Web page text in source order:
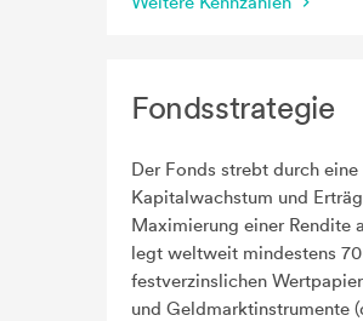
Fondsstrategie
Der Fonds strebt durch
Kapitalwachstum und
Maximierung einer Rendite
legt weltweit mindestens
festverzinslichen
und Geldmarktinstrumente